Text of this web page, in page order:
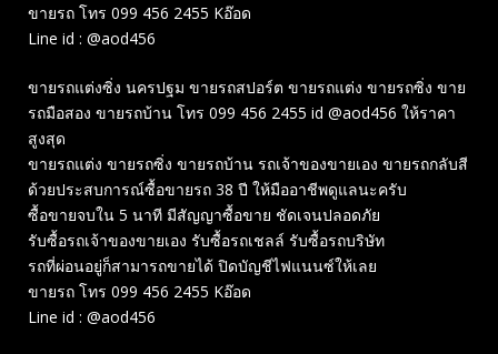
ขายรถ โทร 099 456 2455 Kอ๊อด
Line id : @aod456
ขายรถแต่งซิ่ง นครปฐม ขายรถสปอร์ต ขายรถแต่ง ขายรถซิ่ง ขาย
รถมือสอง ขายรถบ้าน โทร 099 456 2455 id @aod456 ให้ราคา
สูงสุด
ขายรถแต่ง ขายรถซิ่ง ขายรถบ้าน รถเจ้าของขายเอง ขายรถกลับสี
ด้วยประสบการณ์ซื้อขายรถ 38 ปี ให้มืออาชีพดูแลนะครับ
ซื้อขายจบใน 5 นาที มีสัญญาซื้อขาย ชัดเจนปลอดภัย
รับซื้อรถเจ้าของขายเอง รับซื้อรถเชลล์ รับซื้อรถบริษัท
รถที่ผ่อนอยู่ก็สามารถขายได้ ปิดบัญชีไฟแนนซ์ให้เลย
ขายรถ โทร 099 456 2455 Kอ๊อด
Line id : @aod456